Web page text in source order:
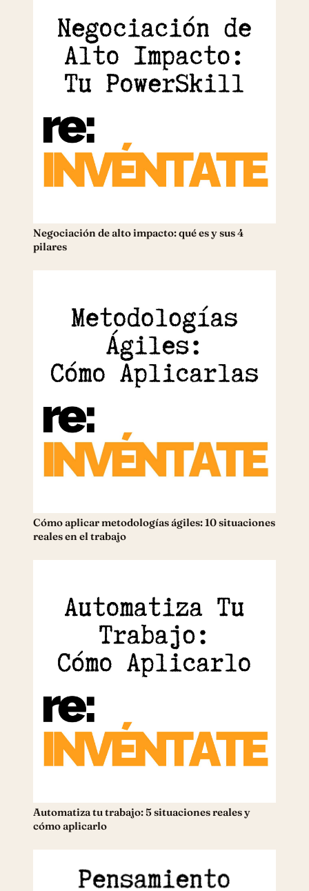
Negociación de alto impacto: qué es y sus 4
pilares
Cómo aplicar metodologías ágiles: 10 situaciones
reales en el trabajo
Automatiza tu trabajo: 5 situaciones reales y
cómo aplicarlo